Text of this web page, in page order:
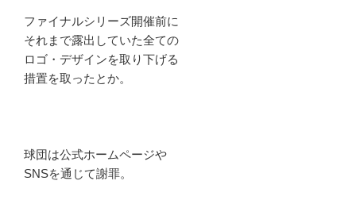
ファイナルシリーズ開催前に
それまで露出していた全ての
ロゴ・デザインを取り下げる
措置を取ったとか。
球団は公式ホームページや
SNSを通じて謝罪。